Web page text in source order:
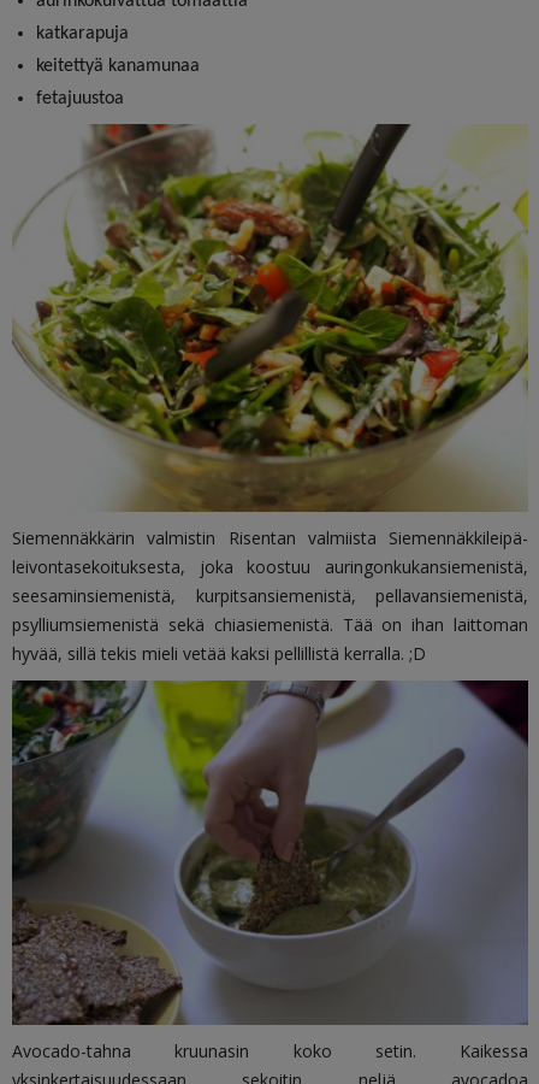
katkarapuja
keitettyä kanamunaa
fetajuustoa
Siemennäkkärin valmistin Risentan valmiista Siemennäkkileipä-
leivontasekoituksesta, joka koostuu auringonkukansiemenistä,
seesaminsiemenistä, kurpitsansiemenistä, pellavansiemenistä,
psylliumsiemenistä sekä chiasiemenistä. Tää on ihan laittoman
hyvää, sillä tekis mieli vetää kaksi pellillistä kerralla. ;D
Avocado-tahna kruunasin koko setin. Kaikessa